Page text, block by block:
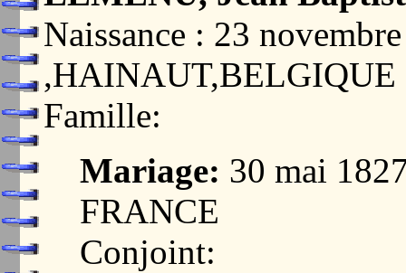
Naissance : 23
,HAINAUT,BELGIQUE
Famille:
Mariage: 30 mai
FRANCE
Conjoint: